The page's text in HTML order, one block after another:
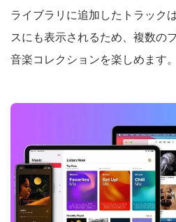
ライブラリに追加したトラック
スにも表示されるため、複数の
音楽コレクションを楽しめます。